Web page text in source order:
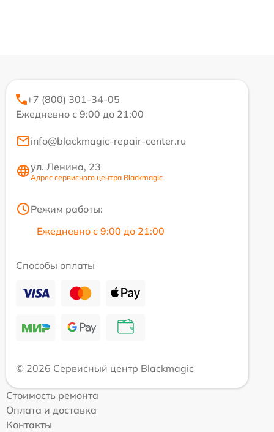
+7 (800) 301-34-05
Ежедневно с 9:00 до 21:00
info@blackmagic-repair-center.ru
ул. Ленина, 23
Адрес сервисного центра Blackmagic
Режим работы:
Ежедневно с 9:00 до 21:00
Способы оплаты
© 2026 Сервисный центр Blackmagic
Стоимость ремонта
Оплата и доставка
Контакты